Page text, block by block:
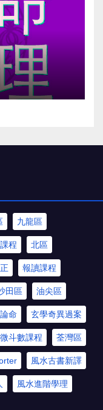
九龍區
程 北區
報讀課程
田區 油尖區
命 玄學奇異過案
斗數課程 荃灣區
風水古書新譯
風水進階學理